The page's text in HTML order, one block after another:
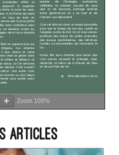
Zoom 100%
articles